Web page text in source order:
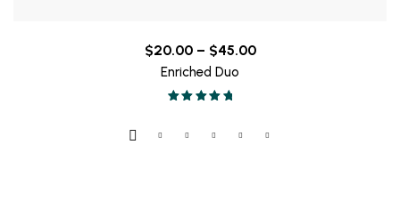
$20.00 – $45.00Price
$45.00
Enriched Duo